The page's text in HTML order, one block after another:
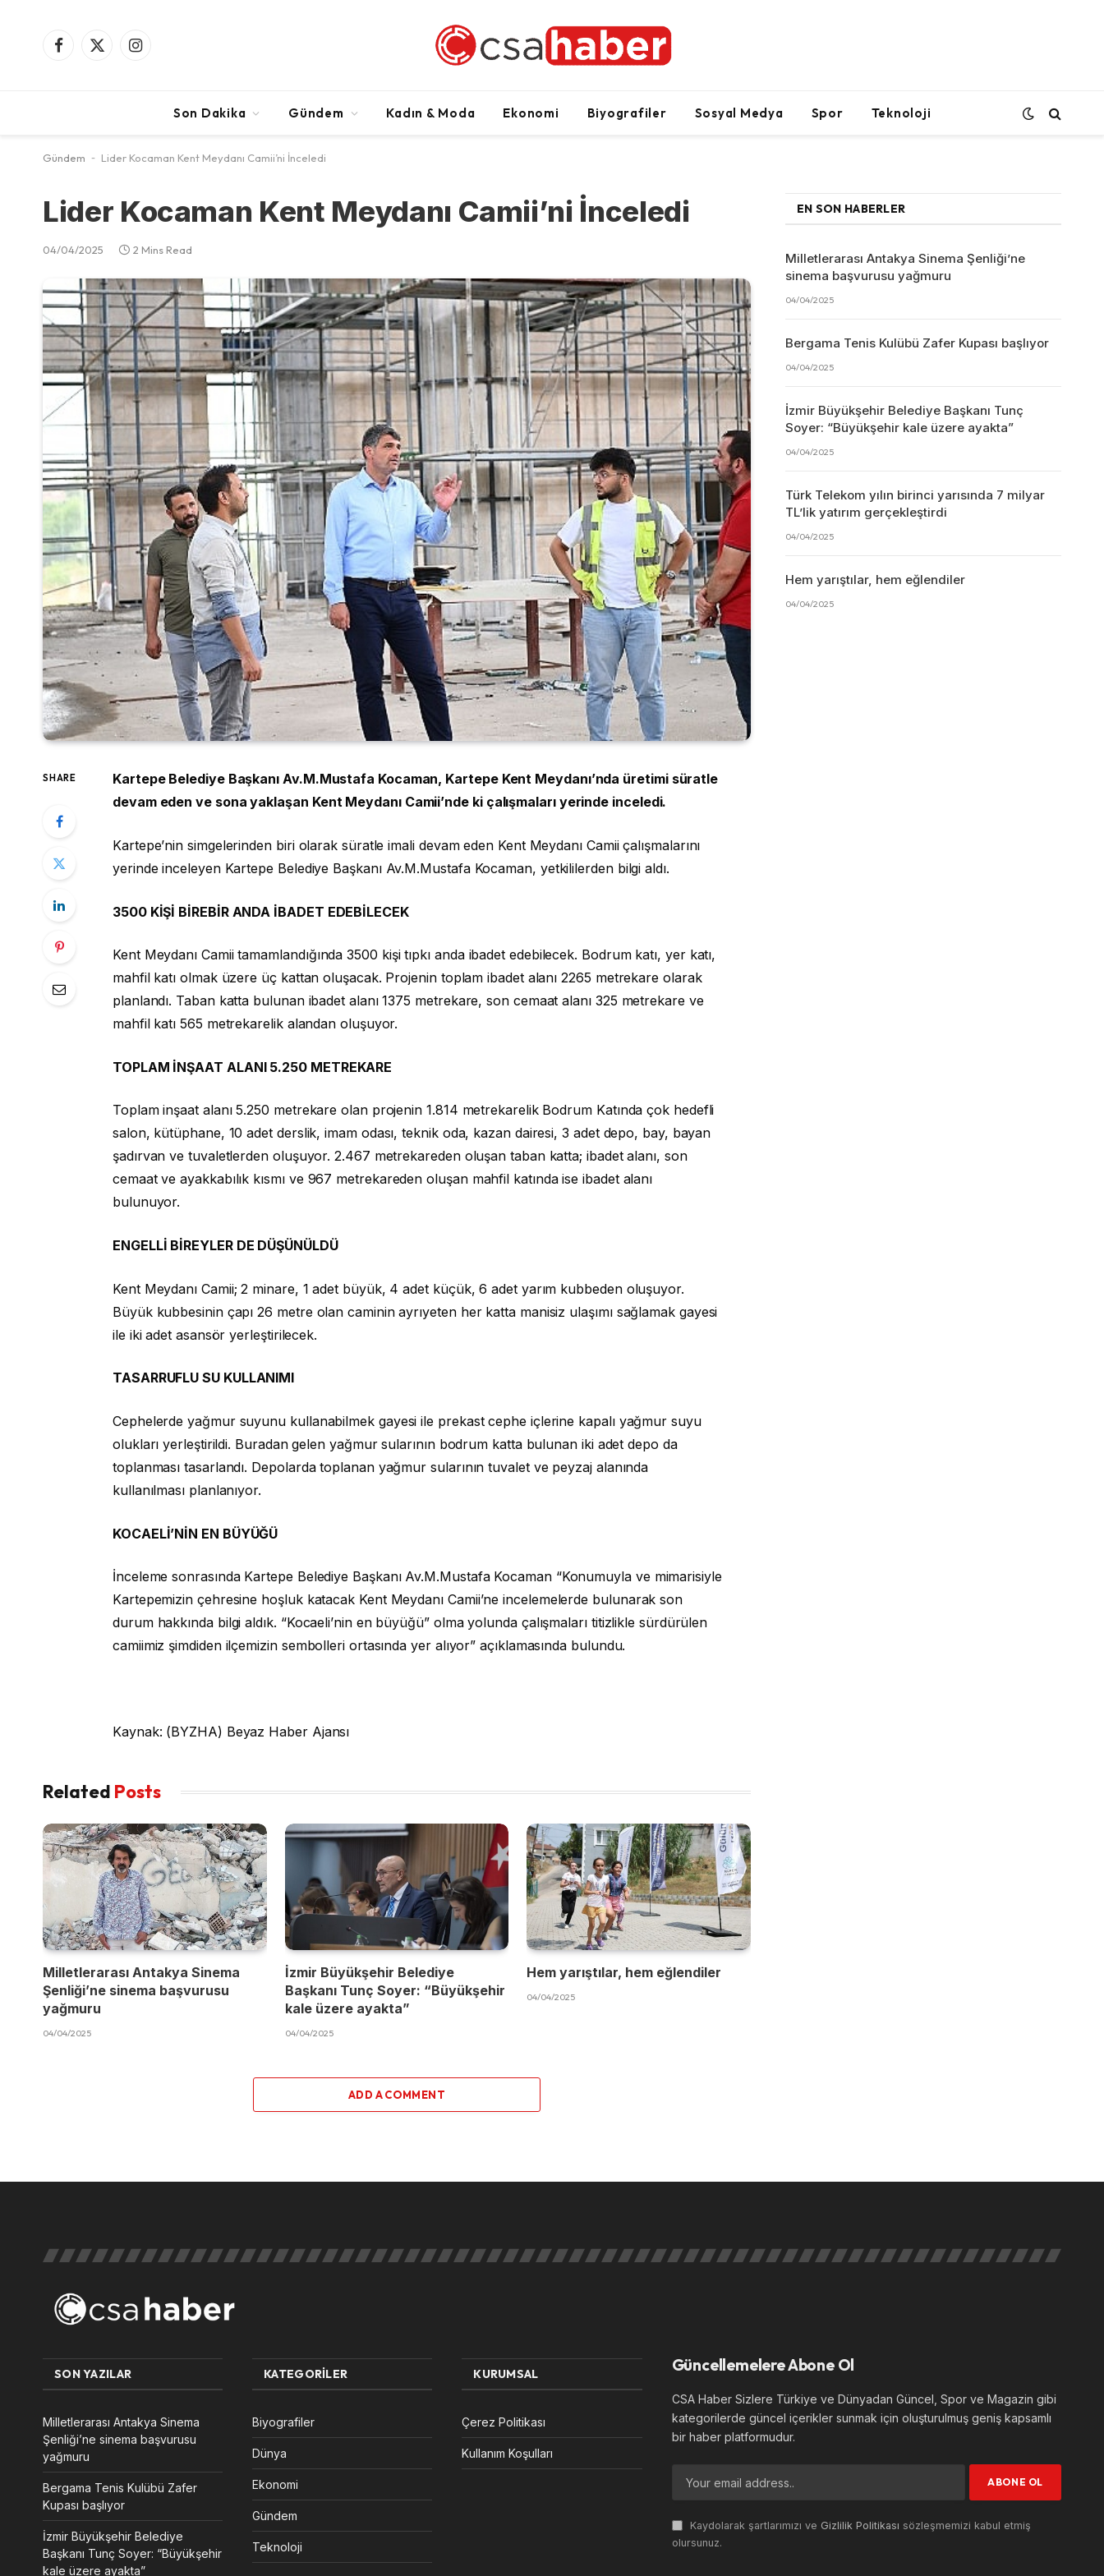
Facebook
X
Instagram
Son Dakika Gündem Kadın & Moda Ekonomi Biyografiler Sosyal Medya Spor Teknoloji
Gündem - Lider Kocaman Kent Meydanı Camii’ni İnceledi
Lider Kocaman Kent Meydanı Camii’ni İnceledi
04/04/2025 2 Mins Read
SHARE
Kartepe Belediye Başkanı Av.M.Mustafa Kocaman, Kartepe Kent Meydanı’nda üretimi süratle
devam eden ve sona yaklaşan Kent Meydanı Camii’nde ki çalışmaları yerinde inceledi.
Kartepe’nin simgelerinden biri olarak süratle imali devam eden Kent Meydanı Camii çalışmalarını
yerinde inceleyen Kartepe Belediye Başkanı Av.M.Mustafa Kocaman, yetkililerden bilgi aldı.
3500 KİŞİ BİREBİR ANDA İBADET EDEBİLECEK
Kent Meydanı Camii tamamlandığında 3500 kişi tıpkı anda ibadet edebilecek. Bodrum katı, yer katı,
mahfil katı olmak üzere üç kattan oluşacak. Projenin toplam ibadet alanı 2265 metrekare olarak
planlandı. Taban katta bulunan ibadet alanı 1375 metrekare, son cemaat alanı 325 metrekare ve
mahfil katı 565 metrekarelik alandan oluşuyor.
TOPLAM İNŞAAT ALANI 5.250 METREKARE
Toplam inşaat alanı 5.250 metrekare olan projenin 1.814 metrekarelik Bodrum Katında çok hedefli
salon, kütüphane, 10 adet derslik, imam odası, teknik oda, kazan dairesi, 3 adet depo, bay, bayan
şadırvan ve tuvaletlerden oluşuyor. 2.467 metrekareden oluşan taban katta; ibadet alanı, son
cemaat ve ayakkabılık kısmı ve 967 metrekareden oluşan mahfil katında ise ibadet alanı
bulunuyor.
ENGELLİ BİREYLER DE DÜŞÜNÜLDÜ
Kent Meydanı Camii; 2 minare, 1 adet büyük, 4 adet küçük, 6 adet yarım kubbeden oluşuyor.
Büyük kubbesinin çapı 26 metre olan caminin ayrıyeten her katta manisiz ulaşımı sağlamak gayesi
ile iki adet asansör yerleştirilecek.
TASARRUFLU SU KULLANIMI
Cephelerde yağmur suyunu kullanabilmek gayesi ile prekast cephe içlerine kapalı yağmur suyu
olukları yerleştirildi. Buradan gelen yağmur sularının bodrum katta bulunan iki adet depo da
toplanması tasarlandı. Depolarda toplanan yağmur sularının tuvalet ve peyzaj alanında
kullanılması planlanıyor.
KOCAELİ’NİN EN BÜYÜĞÜ
İnceleme sonrasında Kartepe Belediye Başkanı Av.M.Mustafa Kocaman “Konumuyla ve mimarisiyle
Kartepemizin çehresine hoşluk katacak Kent Meydanı Camii’ne incelemelerde bulunarak son
durum hakkında bilgi aldık. “Kocaeli’nin en büyüğü” olma yolunda çalışmaları titizlikle sürdürülen
camiimiz şimdiden ilçemizin sembolleri ortasında yer alıyor” açıklamasında bulundu.
Kaynak: (BYZHA) Beyaz Haber Ajansı
Related Posts
Milletlerarası Antakya Sinema
Şenliği’ne sinema başvurusu
yağmuru
04/04/2025
İzmir Büyükşehir Belediye
Başkanı Tunç Soyer: “Büyükşehir
kale üzere ayakta”
04/04/2025
Hem yarıştılar, hem eğlendiler
04/04/2025
ADD A COMMENT
EN SON HABERLER
Milletlerarası Antakya Sinema Şenliği’ne
sinema başvurusu yağmuru
04/04/2025
Bergama Tenis Kulübü Zafer Kupası başlıyor
04/04/2025
İzmir Büyükşehir Belediye Başkanı Tunç
Soyer: “Büyükşehir kale üzere ayakta”
04/04/2025
Türk Telekom yılın birinci yarısında 7 milyar
TL’lik yatırım gerçekleştirdi
04/04/2025
Hem yarıştılar, hem eğlendiler
04/04/2025
SON YAZILAR
Milletlerarası Antakya Sinema
Şenliği’ne sinema başvurusu
yağmuru
Bergama Tenis Kulübü Zafer
Kupası başlıyor
İzmir Büyükşehir Belediye
Başkanı Tunç Soyer: “Büyükşehir
kale üzere ayakta”
KATEGORILER
Biyografiler
Dünya
Ekonomi
Gündem
Teknoloji
KURUMSAL
Çerez Politikası
Kullanım Koşulları
Güncellemelere Abone Ol
CSA Haber Sizlere Türkiye ve Dünyadan Güncel, Spor ve Magazin gibi
kategorilerde güncel içerikler sunmak için oluşturulmuş geniş kapsamlı
bir haber platformudur.
Kaydolarak şartlarımızı ve Gizlilik Politikası sözleşmemizi kabul etmiş
olursunuz.